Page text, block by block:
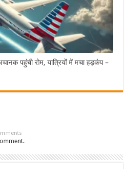
पहुंची रोम, यात्रियों में मचा हड़कंप –